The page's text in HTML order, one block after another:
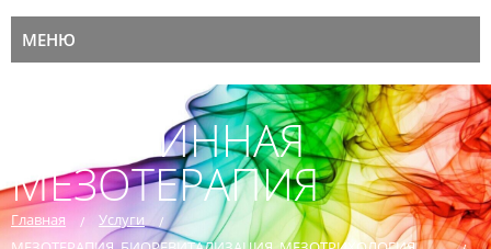
МЕНЮ
ВИТАМИННАЯ
МЕЗОТЕРАПИЯ
Главная
Услуги